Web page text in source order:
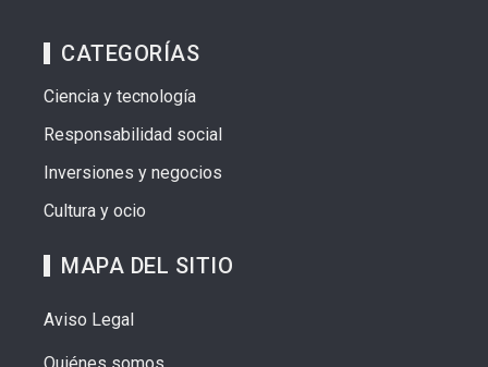
CATEGORÍAS
Ciencia y tecnología
Responsabilidad social
Inversiones y negocios
Cultura y ocio
MAPA DEL SITIO
Aviso Legal